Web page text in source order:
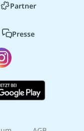
Partner
Presse